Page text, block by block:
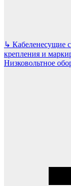
↳ Кабеленесущие
крепления и
Низковольтное